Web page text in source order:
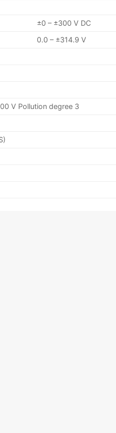
±0 – ±300 V DC
0.0 – ±314.9 V
V Pollution degree 3